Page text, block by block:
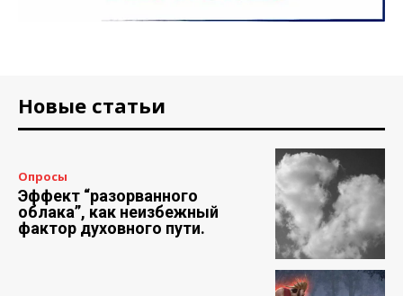
Новые статьи
Опросы
Эффект “разорванного
облака”, как неизбежный
фактор духовного пути.